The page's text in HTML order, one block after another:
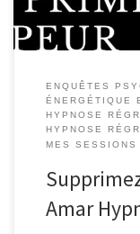
ENQUÊTES
ÉNERGÉTIQUE
HYPNOSE
HYPNOSE
MES SESSIONS
Amar